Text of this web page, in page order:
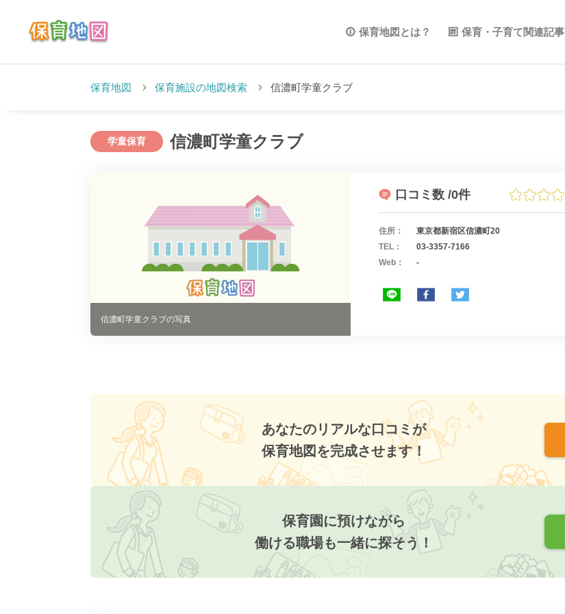
保育地図とは？ 保育・子育て関連記事
保育地図 保育施設の地図検索 信濃町学童クラブ
学童保育 信濃町学童クラブ
信濃町学童クラブの写真
口コミ数 /0件
住所：
東京都新宿区信濃町20
TEL：
03-3357-7166
Web：
-
あなたのリアルな口コミが
保育地図を完成させます！
保育園に預けながら
働ける職場も一緒に探そう！